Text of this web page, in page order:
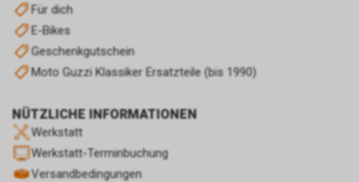
Für dich
E-Bikes
Geschenkgutschein
Moto Guzzi Klassiker Ersatzteile (bis 1990)
NÜTZLICHE INFORMATIONEN
Werkstatt
Werkstatt-Terminbuchung
Versandbedingungen